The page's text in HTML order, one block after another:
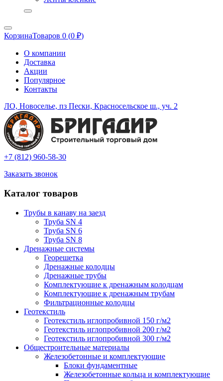
КорзинаТоваров 0 (0 ₽)
О компании
Доставка
Акции
Популярное
Контакты
ЛО, Новоселье, пз Пески, Красносельское ш., уч. 2
+7 (812) 960-58-30
Заказать звонок
Каталог товаров
Трубы в канаву на заезд
Труба SN 4
Труба SN 6
Труба SN 8
Дренажные системы
Георешетка
Дренажные колодцы
Дренажные трубы
Комплектующие к дренажным колодцам
Комплектующие к дренажным трубам
Фильтрационные колодцы
Геотекстиль
Геотекстиль иглопробивной 150 г/м2
Геотекстиль иглопробивной 200 г/м2
Геотекстиль иглопробивной 300 г/м2
Общестроительные материалы
Железобетонные и комплектующие
Блоки фундаментные
Железобетонные кольца и комплектующие